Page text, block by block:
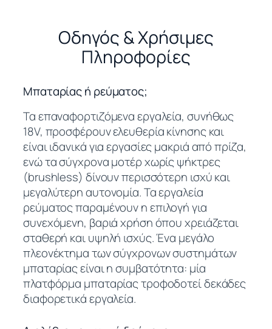
Οδηγός & Χρήσιμες
Πληροφορίες
Μπαταρίας ή ρεύματος;
Τα επαναφορτιζόμενα εργαλεία, συνήθως
18V, προσφέρουν ελευθερία κίνησης και
είναι ιδανικά για εργασίες μακριά από πρίζα,
ενώ τα σύγχρονα μοτέρ χωρίς ψήκτρες
(brushless) δίνουν περισσότερη ισχύ και
μεγαλύτερη αυτονομία. Τα εργαλεία
ρεύματος παραμένουν η επιλογή για
συνεχόμενη, βαριά χρήση όπου χρειάζεται
σταθερή και υψηλή ισχύς. Ένα μεγάλο
πλεονέκτημα των σύγχρονων συστημάτων
μπαταρίας είναι η συμβατότητα: μία
πλατφόρμα μπαταρίας τροφοδοτεί δεκάδες
διαφορετικά εργαλεία.